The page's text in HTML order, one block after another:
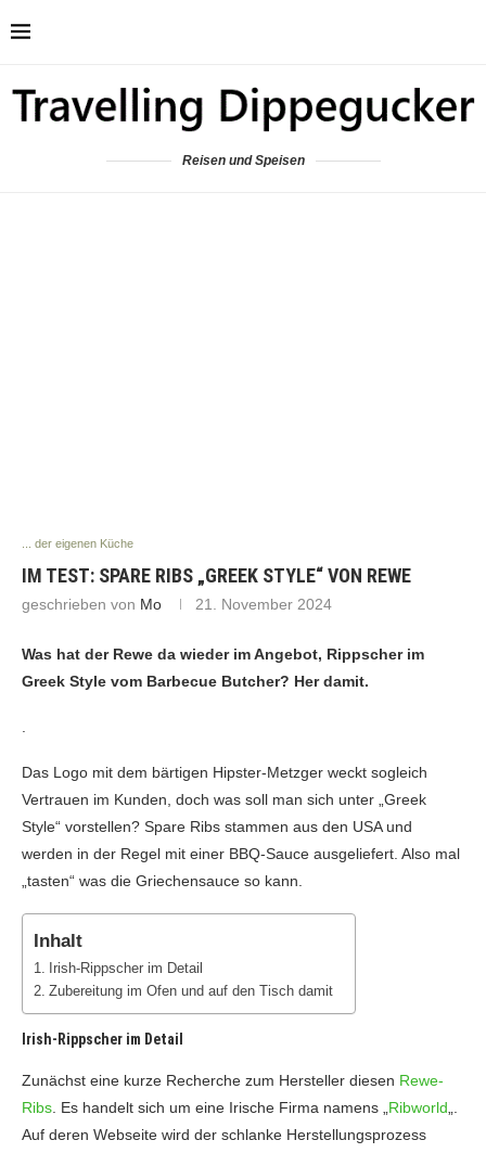
Reisen und Speisen
... der eigenen Küche
IM TEST: SPARE RIBS „GREEK STYLE“ VON REWE
geschrieben von Mo 21. November 2024
Was hat der Rewe da wieder im Angebot, Rippscher im
Greek Style vom Barbecue Butcher? Her damit.
.
Das Logo mit dem bärtigen Hipster-Metzger weckt sogleich
Vertrauen im Kunden, doch was soll man sich unter „Greek
Style“ vorstellen? Spare Ribs stammen aus den USA und
werden in der Regel mit einer BBQ-Sauce ausgeliefert. Also mal
„tasten“ was die Griechensauce so kann.
Inhalt
Irish-Rippscher im Detail
Zubereitung im Ofen und auf den Tisch damit
Irish-Rippscher im Detail
Zunächst eine kurze Recherche zum Hersteller diesen Rewe-
Ribs. Es handelt sich um eine Irische Firma namens „Ribworld„.
Auf deren Webseite wird der schlanke Herstellungsprozess